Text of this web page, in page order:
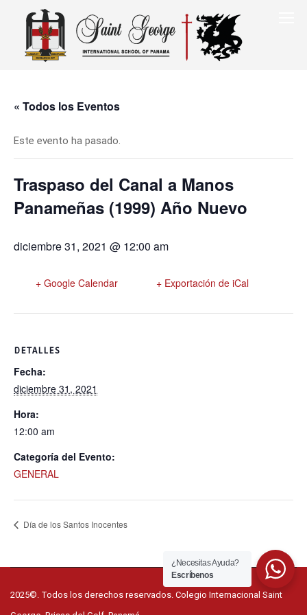
« Todos los Eventos
Este evento ha pasado.
Traspaso del Canal a Manos
Panameñas (1999) Año Nuevo
diciembre 31, 2021 @ 12:00 am
+ Google Calendar + Exportación de iCal
DETALLES
Fecha:
diciembre 31, 2021
Hora:
12:00 am
Categoría del Evento:
GENERAL
Día de los Santos Inocentes
2025©. Todos los derechos reservados. Colegio Internacional Saint
¿Necesitas Ayuda?
Escríbenos